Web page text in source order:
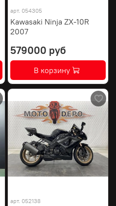
арт. 054305
Kawasaki Ninja ZX-10R
2007
579000 руб
В корзину
арт. 052138